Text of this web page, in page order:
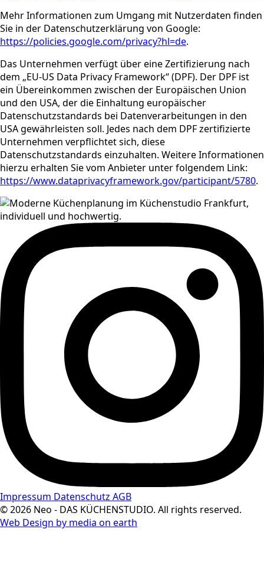
Mehr Informationen zum Umgang mit Nutzerdaten finden
Sie in der Datenschutzerklärung von Google:
https://policies.google.com/privacy?hl=de.
Das Unternehmen verfügt über eine Zertifizierung nach
dem „EU-US Data Privacy Framework“ (DPF). Der DPF ist
ein Übereinkommen zwischen der Europäischen Union
und den USA, der die Einhaltung europäischer
Datenschutzstandards bei Datenverarbeitungen in den
USA gewährleisten soll. Jedes nach dem DPF zertifizierte
Unternehmen verpflichtet sich, diese
Datenschutzstandards einzuhalten. Weitere Informationen
hierzu erhalten Sie vom Anbieter unter folgendem Link:
https://www.dataprivacyframework.gov/participant/5780.
Impressum Datenschutz AGB
© 2026 Neo - DAS KÜCHENSTUDIO. All rights reserved.
Web Design by media on earth